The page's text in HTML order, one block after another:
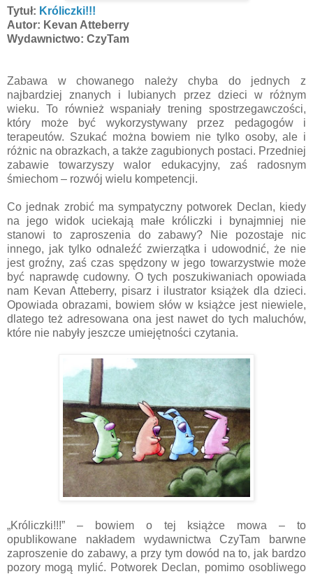
Tytuł: Króliczki!!!
Autor: Kevan Atteberry
Wydawnictwo: CzyTam
Zabawa w chowanego należy chyba do jednych z
najbardziej znanych i lubianych przez dzieci w różnym
wieku. To również wspaniały trening spostrzegawczości,
który może być wykorzystywany przez pedagogów i
terapeutów. Szukać można bowiem nie tylko osoby, ale i
różnic na obrazkach, a także zagubionych postaci. Przedniej
zabawie towarzyszy walor edukacyjny, zaś radosnym
śmiechom – rozwój wielu kompetencji.
Co jednak zrobić ma sympatyczny potworek Declan, kiedy
na jego widok uciekają małe króliczki i bynajmniej nie
stanowi to zaproszenia do zabawy? Nie pozostaje nic
innego, jak tylko odnaleźć zwierzątka i udowodnić, że nie
jest groźny, zaś czas spędzony w jego towarzystwie może
być naprawdę cudowny. O tych poszukiwaniach opowiada
nam Kevan Atteberry, pisarz i ilustrator książek dla dzieci.
Opowiada obrazami, bowiem słów w książce jest niewiele,
dlatego też adresowana ona jest nawet do tych maluchów,
które nie nabyły jeszcze umiejętności czytania.
„Króliczki!!!” – bowiem o tej książce mowa – to
opublikowane nakładem wydawnictwa CzyTam barwne
zaproszenie do zabawy, a przy tym dowód na to, jak bardzo
pozory mogą mylić. Potworek Declan, pomimo osobliwego